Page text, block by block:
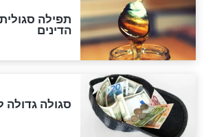
"מודה לקב"ה על
לכל המאמרים